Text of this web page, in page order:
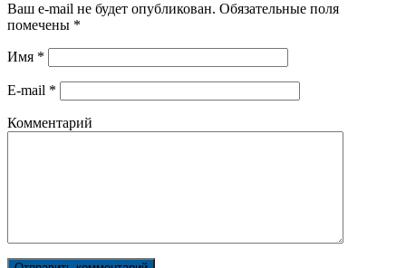
Ваш e-mail не будет опубликован. Обязательные поля
помечены *
Имя *
E-mail *
Комментарий